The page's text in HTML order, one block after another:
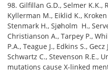
98. Gilfillan G.D., Selmer K.K.,
Kyllerman M., Eiklid K.,
Stenmark H., Sjøholm H.,
Christianson A., Tarpey P.,
P.A., Teague J., Edkins S.,
Schwartz C., Stevenson R.E.,
mutations cause X-linked